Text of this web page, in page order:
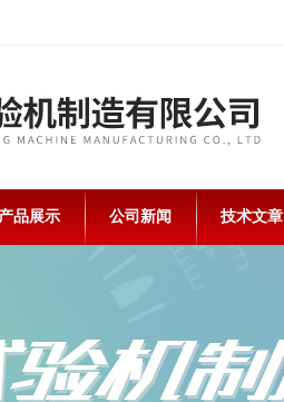
产品展示 公司新闻 技术文章